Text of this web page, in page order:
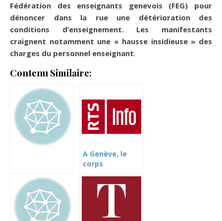
Fédération des enseignants genevois (FEG) pour
dénoncer dans la rue une détérioration des
conditions d’enseignement. Les manifestants
craignent notamment une « hausse insidieuse » des
charges du personnel enseignant.
Contenu Similaire:
A Genève, le
corps
manifeste pour
ses conditions